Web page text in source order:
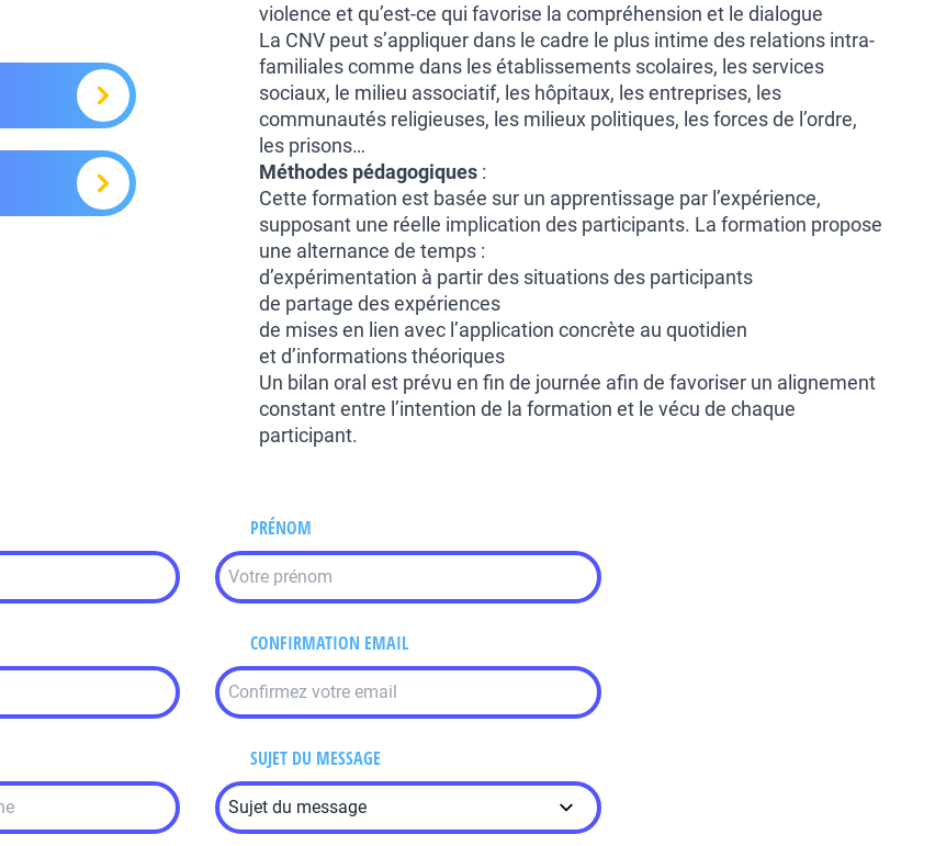
violence et qu’est-ce qui favorise la compréhension et le dialogue
La CNV peut s’appliquer dans le cadre le plus intime des relations intra-
familiales comme dans les établissements scolaires, les services
sociaux, le milieu associatif, les hôpitaux, les entreprises, les
communautés religieuses, les milieux politiques, les forces de l’ordre,
les prisons…
Méthodes pédagogiques :
Cette formation est basée sur un apprentissage par l’expérience,
supposant une réelle implication des participants. La formation propose
une alternance de temps :
d’expérimentation à partir des situations des participants
de partage des expériences
de mises en lien avec l’application concrète au quotidien
et d’informations théoriques
Un bilan oral est prévu en fin de journée afin de favoriser un alignement
constant entre l’intention de la formation et le vécu de chaque
participant.
PRÉNOM
CONFIRMATION EMAIL
SUJET DU MESSAGE